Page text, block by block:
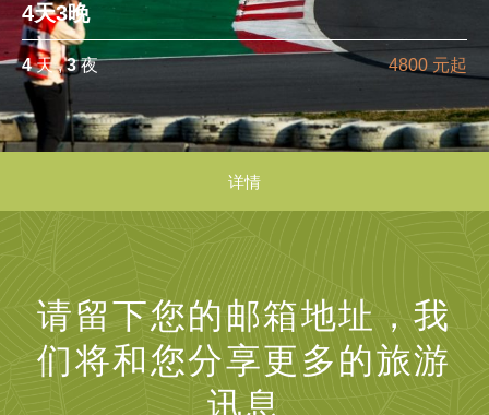
4天3晚
4天 ,3夜 4800 元起
详情
请留下您的邮箱地址，我
们将和您分享更多的旅游
讯息